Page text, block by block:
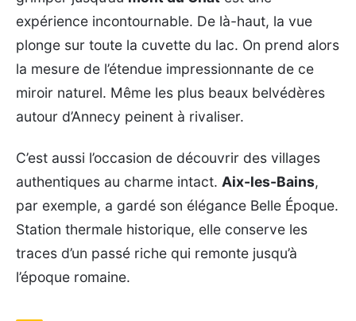
expérience incontournable. De là-haut, la vue
plonge sur toute la cuvette du lac. On prend alors
la mesure de l’étendue impressionnante de ce
miroir naturel. Même les plus beaux belvédères
autour d’Annecy peinent à rivaliser.
C’est aussi l’occasion de découvrir des villages
authentiques au charme intact. Aix-les-Bains,
par exemple, a gardé son élégance Belle Époque.
Station thermale historique, elle conserve les
traces d’un passé riche qui remonte jusqu’à
l’époque romaine.